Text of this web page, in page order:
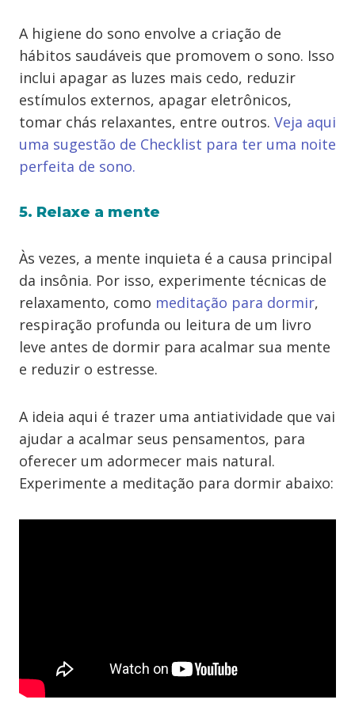
A higiene do sono envolve a criação de
hábitos saudáveis que promovem o sono. Isso
inclui apagar as luzes mais cedo, reduzir
estímulos externos, apagar eletrônicos,
tomar chás relaxantes, entre outros. Veja aqui
uma sugestão de Checklist para ter uma noite
perfeita de sono.
5. Relaxe a mente
Às vezes, a mente inquieta é a causa principal
da insônia. Por isso, experimente técnicas de
relaxamento, como meditação para dormir,
respiração profunda ou leitura de um livro
leve antes de dormir para acalmar sua mente
e reduzir o estresse.
A ideia aqui é trazer uma antiatividade que vai
ajudar a acalmar seus pensamentos, para
oferecer um adormecer mais natural.
Experimente a meditação para dormir abaixo: